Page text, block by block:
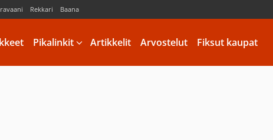
Rekkari Baana
Pikalinkit Artikkelit Arvostelut Fiksut kaupat